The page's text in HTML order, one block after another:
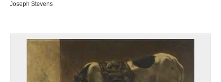
Joseph Stevens